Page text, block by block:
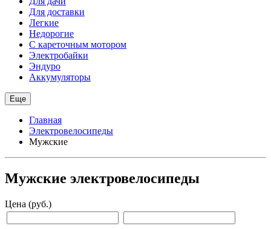
Для доставки
Легкие
Недорогие
С кареточным мотором
Электробайки
Эндуро
Аккумуляторы
Еще
Главная
Электровелосипеды
Мужские
Мужские электровелосипеды
Цена (руб.)